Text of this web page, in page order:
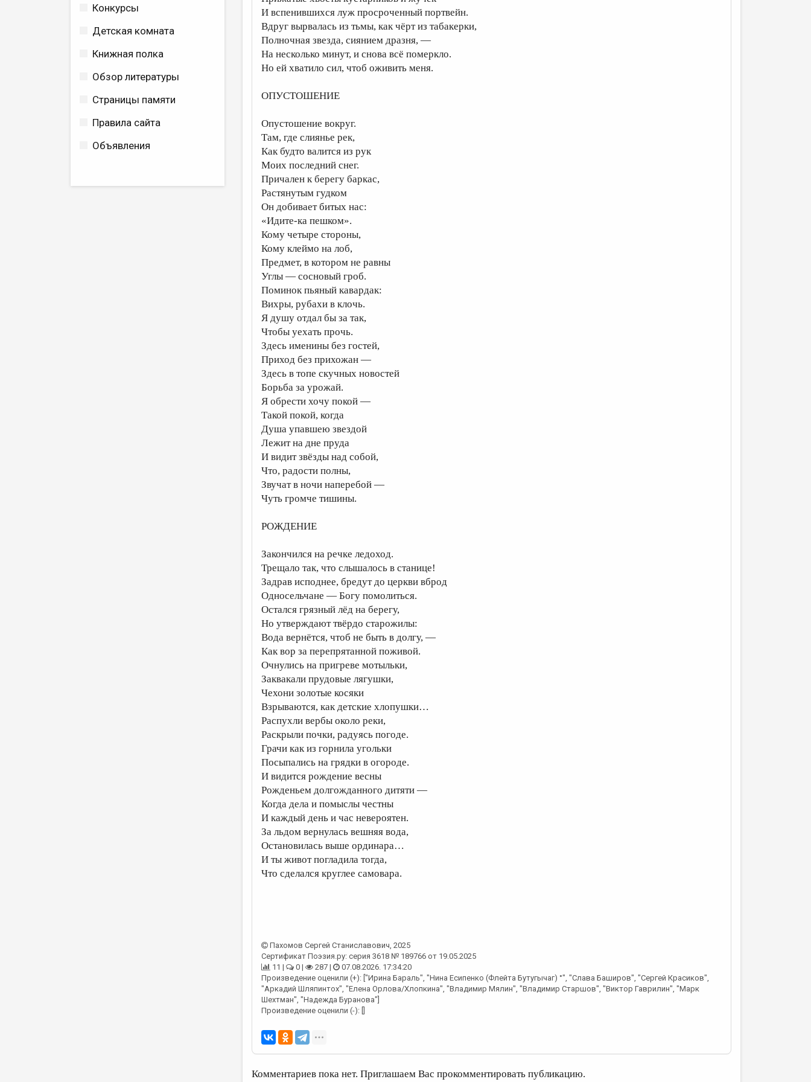
Конкурсы
Детская комната
Книжная полка
Обзор литературы
Страницы памяти
Правила сайта
Объявления
И вспенившихся луж просроченный портвейн.
Вдруг вырвалась из тьмы, как чёрт из табакерки,
Полночная звезда, сиянием дразня, —
На несколько минут, и снова всё померкло.
Но ей хватило сил, чтоб оживить меня.
ОПУСТОШЕНИЕ
Опустошение вокруг.
Там, где слиянье рек,
Как будто валится из рук
Моих последний снег.
Причален к берегу баркас,
Растянутым гудком
Он добивает битых нас:
«Идите-ка пешком».
Кому четыре стороны,
Кому клеймо на лоб,
Предмет, в котором не равны
Углы — сосновый гроб.
Поминок пьяный кавардак:
Вихры, рубахи в клочь.
Я душу отдал бы за так,
Чтобы уехать прочь.
Здесь именины без гостей,
Приход без прихожан —
Здесь в топе скучных новостей
Борьба за урожай.
Я обрести хочу покой —
Такой покой, когда
Душа упавшею звездой
Лежит на дне пруда
И видит звёзды над собой,
Что, радости полны,
Звучат в ночи наперебой —
Чуть громче тишины.
РОЖДЕНИЕ
Закончился на речке ледоход.
Трещало так, что слышалось в станице!
Задрав исподнее, бредут до церкви вброд
Односельчане — Богу помолиться.
Остался грязный лёд на берегу,
Но утверждают твёрдо старожилы:
Вода вернётся, чтоб не быть в долгу, —
Как вор за перепрятанной поживой.
Очнулись на пригреве мотыльки,
Заквакали прудовые лягушки,
Чехони золотые косяки
Взрываются, как детские хлопушки…
Распухли вербы около реки,
Раскрыли почки, радуясь погоде.
Грачи как из горнила угольки
Посыпались на грядки в огороде.
И видится рождение весны
Рожденьем долгожданного дитяти —
Когда дела и помыслы честны
И каждый день и час невероятен.
За льдом вернулась вешняя вода,
Остановилась выше ординара…
И ты живот погладила тогда,
Что сделался круглее самовара.
Пахомов Сергей Станиславович, 2025
Сертификат Поэзия.ру: серия 3618 № 189766 от 19.05.2025
11 |
0 | 287 |
07.08.2026. 17:34:20
Произведение оценили (+): ["Ирина Бараль", "Нина Есипенко (Флейта Бутугычаг) °", "Слава Баширов", "Сергей Красиков",
"Аркадий Шляпинтох", "Елена Орлова/Хлопкина", "Владимир Мялин", "Владимир Старшов", "Виктор Гаврилин", "Марк
Шехтман", "Надежда Буранова"]
Произведение оценили (-): []
Комментариев пока нет. Приглашаем Вас прокомментировать публикацию.